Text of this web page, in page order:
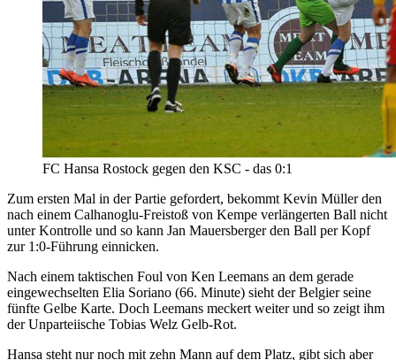
FC Hansa Rostock gegen den KSC - das 0:1
Zum ersten Mal in der Partie gefordert, bekommt Kevin Müller den
nach einem Calhanoglu-Freistoß von Kempe verlängerten Ball nicht
unter Kontrolle und so kann Jan Mauersberger den Ball per Kopf
zur 1:0-Führung einnicken.
Nach einem taktischen Foul von Ken Leemans an dem gerade
eingewechselten Elia Soriano (66. Minute) sieht der Belgier seine
fünfte Gelbe Karte. Doch Leemans meckert weiter und so zeigt ihm
der Unparteiische Tobias Welz Gelb-Rot.
Hansa steht nur noch mit zehn Mann auf dem Platz, gibt sich aber